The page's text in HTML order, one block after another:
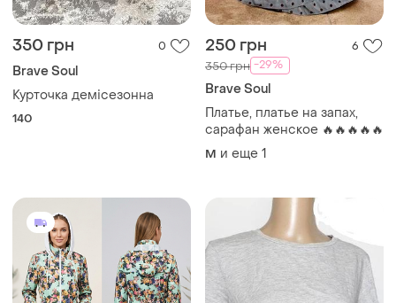
350 грн 0
Brave Soul
Курточка демісезонна
140
250 грн 6
350 грн -29%
Brave Soul
Платье, платье на запах,
сарафан женское 🔥🔥🔥🔥🔥
M и еще 1